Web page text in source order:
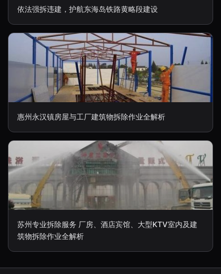
依法强拆违建，护航东海岛铁路黄略段建设
惠州永汉镇房屋与工厂建筑物拆除作业全解析
苏州专业拆除服务 厂房、酒店宾馆、大型KTV室内及建
筑物拆除作业全解析